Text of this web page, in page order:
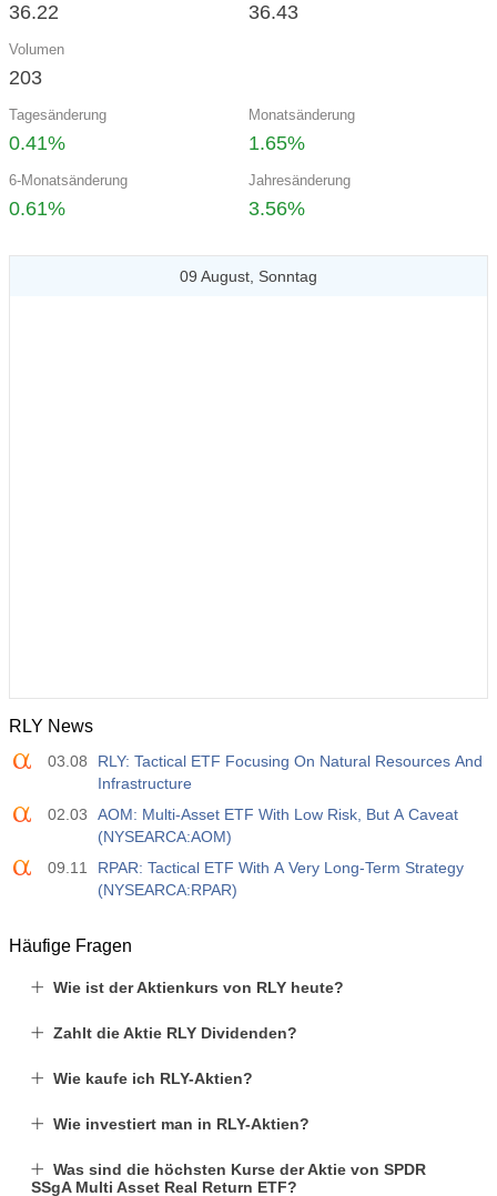
36.22 36.43
Volumen
203
Tagesänderung
0.41%
Monatsänderung
1.65%
6-Monatsänderung
0.61%
Jahresänderung
3.56%
09 August, Sonntag
RLY News
03.08
RLY: Tactical ETF Focusing On Natural Resources And
Infrastructure
02.03
AOM: Multi-Asset ETF With Low Risk, But A Caveat
(NYSEARCA:AOM)
09.11
RPAR: Tactical ETF With A Very Long-Term Strategy
(NYSEARCA:RPAR)
Häufige Fragen
Wie ist der Aktienkurs von RLY heute?
Zahlt die Aktie RLY Dividenden?
Wie kaufe ich RLY-Aktien?
Wie investiert man in RLY-Aktien?
Was sind die höchsten Kurse der Aktie von SPDR
SSgA Multi Asset Real Return ETF?